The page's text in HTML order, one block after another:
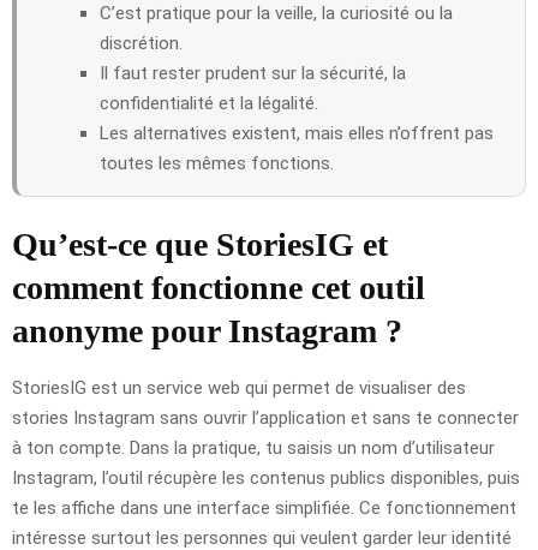
C’est pratique pour la veille, la curiosité ou la
discrétion.
Il faut rester prudent sur la sécurité, la
confidentialité et la légalité.
Les alternatives existent, mais elles n’offrent pas
toutes les mêmes fonctions.
Qu’est-ce que StoriesIG et
comment fonctionne cet outil
anonyme pour Instagram ?
StoriesIG est un service web qui permet de visualiser des
stories Instagram sans ouvrir l’application et sans te connecter
à ton compte. Dans la pratique, tu saisis un nom d’utilisateur
Instagram, l’outil récupère les contenus publics disponibles, puis
te les affiche dans une interface simplifiée. Ce fonctionnement
intéresse surtout les personnes qui veulent garder leur identité